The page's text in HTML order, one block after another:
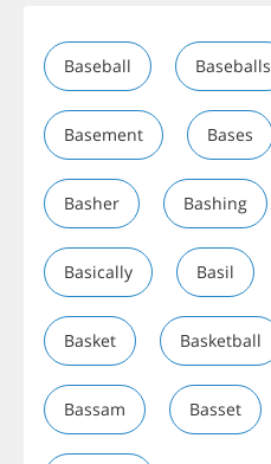
Baseball Baseballs
Basement Bases
Basher Bashing
Basically Basil
Basket Basketball
Bassam Basset